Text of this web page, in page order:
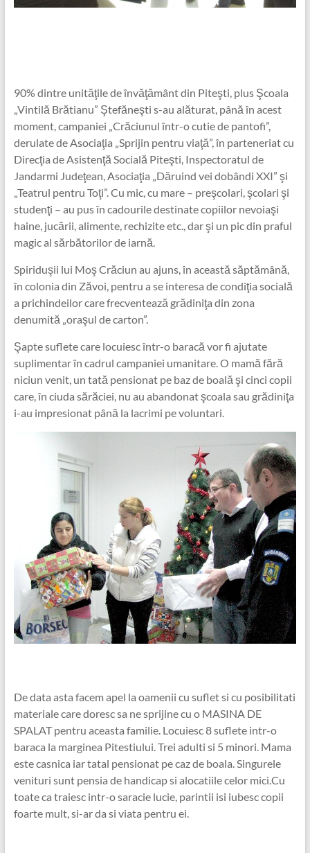
90% dintre unităţile de învăţământ din Piteşti, plus Şcoala
„Vintilă Brătianu” Ştefăneşti s-au alăturat, până în acest
moment, campaniei „Crăciunul într-o cutie de pantofi”,
derulate de Asociaţia „Sprijin pentru viaţă”, în parteneriat cu
Direcţia de Asistenţă Socială Piteşti, Inspectoratul de
Jandarmi Judeţean, Asociaţia „Dăruind vei dobândi XXI” şi
„Teatrul pentru Toţi”. Cu mic, cu mare – preşcolari, şcolari şi
studenţi – au pus în cadourile destinate copiilor nevoiaşi
haine, jucării, alimente, rechizite etc., dar şi un pic din praful
magic al sărbătorilor de iarnă.
Spiriduşii lui Moş Crăciun au ajuns, în această săptămână,
în colonia din Zăvoi, pentru a se interesa de condiţia socială
a prichindeilor care frecventează grădiniţa din zona
denumită „oraşul de carton”.
Şapte suflete care locuiesc într-o baracă vor fi ajutate
suplimentar în cadrul campaniei umanitare. O mamă fără
niciun venit, un tată pensionat pe baz de boală şi cinci copii
care, în ciuda sărăciei, nu au abandonat şcoala sau grădiniţa
i-au impresionat până la lacrimi pe voluntari.
De data asta facem apel la oamenii cu suflet si cu posibilitati
materiale care doresc sa ne sprijine cu o MASINA DE
SPALAT pentru aceasta familie. Locuiesc 8 suflete intr-o
baraca la marginea Pitestiului. Trei adulti si 5 minori. Mama
este casnica iar tatal pensionat pe caz de boala. Singurele
venituri sunt pensia de handicap si alocatiile celor mici.Cu
toate ca traiesc intr-o saracie lucie, parintii isi iubesc copii
foarte mult, si-ar da si viata pentru ei.